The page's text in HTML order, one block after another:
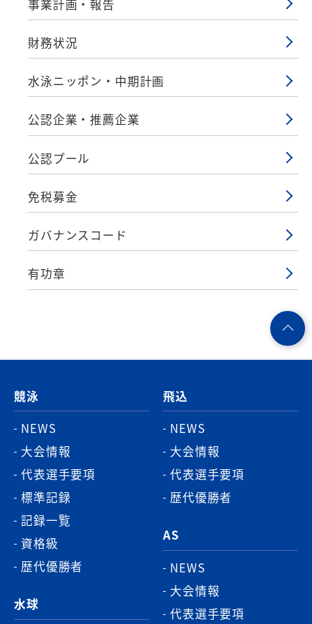
事業計画・報告
財務状況
水泳ニッポン・中期計画
公認企業・推薦企業
公認プール
免税募金
ガバナンスコード
有功章
競泳
NEWS
大会情報
代表選手要項
標準記録
記録一覧
資格級
歴代優勝者
水球
飛込
NEWS
大会情報
代表選手要項
歴代優勝者
AS
NEWS
大会情報
代表選手要項